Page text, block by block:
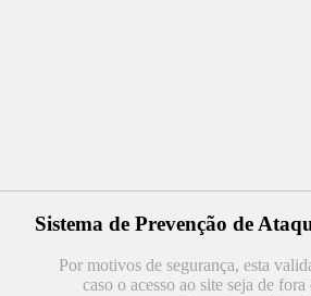
Sistema de Prevenção de
Por motivos de segurança, esta
caso o acesso ao site seja de